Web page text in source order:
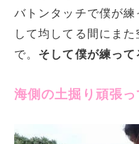
バトンタッチで僕が
して均してる間にま
で。 そして僕が練って
海側の土掘り頑張っ